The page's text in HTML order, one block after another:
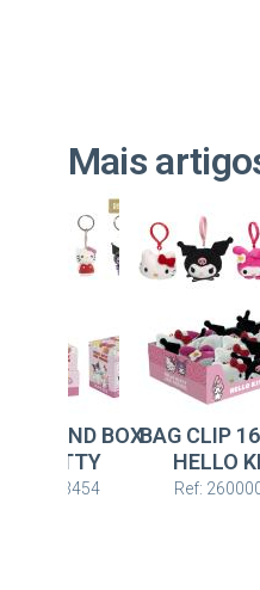
Mais
16 PIEZAS
KITTY
2600003164
MOCHILA
HELLO
Ref: